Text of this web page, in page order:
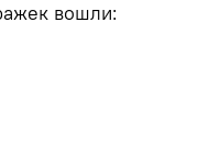
вошли: